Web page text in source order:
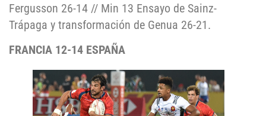
Fergusson 26-14 // Min 13 Ensayo de Sainz-
Trápaga y transformación de Genua 26-21.
FRANCIA 12-14 ESPAÑA